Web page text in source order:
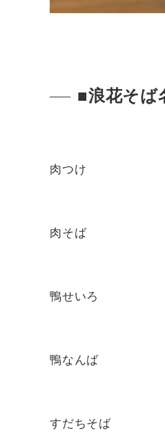
■浪花そば
肉つけ
肉そば
鴨せいろ
鴨なんば
すだちそば